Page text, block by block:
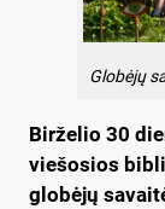
Globėjų
Birželio 30
viešosios
globėjų